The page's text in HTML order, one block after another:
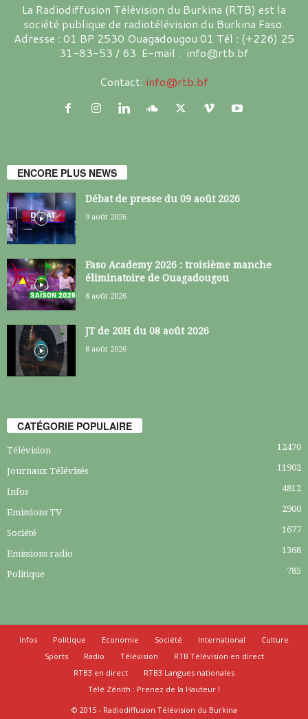
La Radiodiffusion Télévision du Burkina (RTB) est la
société publique de radiotélévision du Burkina Faso.
Adresse : 01 BP 2530 Ouagadougou 01 Tél : (+226) 25
31-83-53 / 63 E-mail : info@rtb.bf
Contact: info@rtb.bf
ENCORE PLUS NEWS
Débat de presse du 09 août 2026
9 août 2026
Faso Academy 2026 : troisième manche
éliminatoire de Ouagadougou
8 août 2026
JT de 20H du 08 août 2026
8 août 2026
CATÉGORIE POPULAIRE
Télévision 12470
Journaux Télévisés 11902
Infos 4812
Emissions TV 2900
Société 1677
Emissions radio 1368
Politique 785
Infos Politique Economie Société International
Culture
Sports
Radio Télévision
RTB Télévision en direct
RTB3 en direct
RTB3 Langues nationales
Télé Zénith : Prenez de la Hauteur !
© 2015 - Radiodiffusion Télévision du Burkina